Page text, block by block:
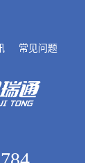
常见问题